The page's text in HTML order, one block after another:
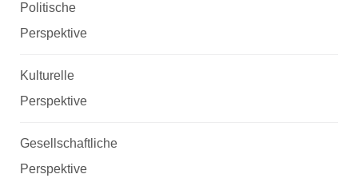
Politische
Perspektive
Kulturelle
Perspektive
Gesellschaftliche
Perspektive